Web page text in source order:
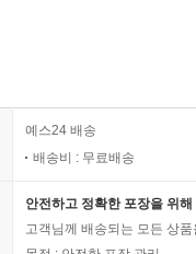
예스24 배송
배송비 : 무료배송
안전하고 정확한 포장을 위
고객님께 배송되는 모든 상